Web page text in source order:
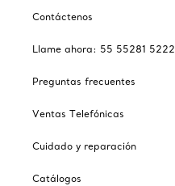
Contáctenos
Llame ahora: 55 55281 5222
Preguntas frecuentes
Ventas Telefónicas
Cuidado y reparación
Catálogos